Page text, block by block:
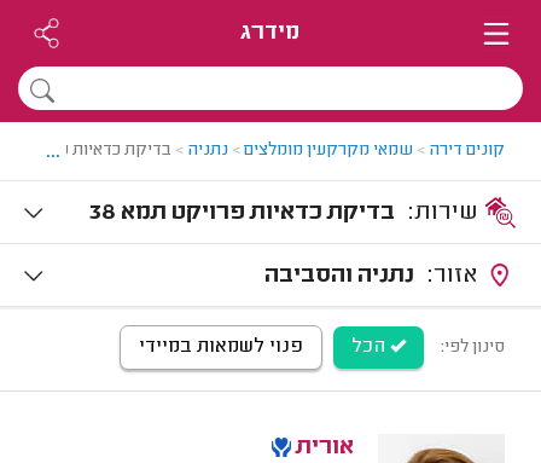
מידרג
קונים דירה > שמאי מקרקעין מומלצים> נתניה > בדיקת כדאיות פרויקט תמ"א 38
...
בדיקת כדאיות פרויקט תמא 38
נתניה והסביבה
סינון לפי: הכל פנוי לשמאות במיידי
אורית